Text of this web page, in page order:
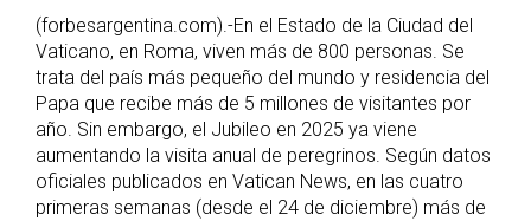
(forbesargentina.com).-En el Estado de la Ciudad del
Vaticano, en Roma, viven más de 800 personas. Se
trata del país más pequeño del mundo y residencia del
Papa que recibe más de 5 millones de visitantes por
año. Sin embargo, el Jubileo en 2025 ya viene
aumentando la visita anual de peregrinos. Según datos
oficiales publicados en Vatican News, en las cuatro
primeras semanas (desde el 24 de diciembre) más de